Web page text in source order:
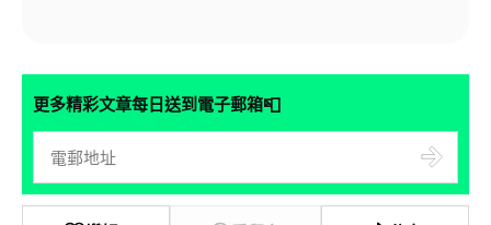
更多精彩文章每日送到電子郵箱📮